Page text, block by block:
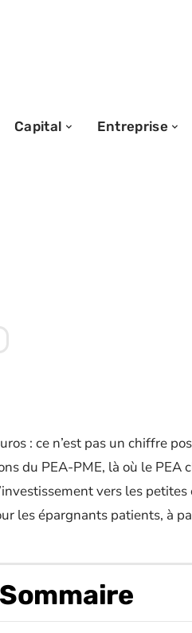
Capital Entreprise
: ce n’est pas un chiffre
du PEA-PME, là où le PEA
vers les
les épargnants patients, à
Sommaire